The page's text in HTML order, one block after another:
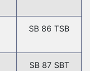
SB 86 TSB
SB 87 SBT